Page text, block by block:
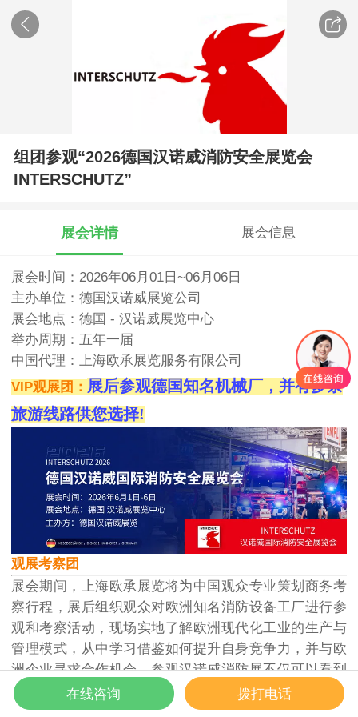
组团参观“2026德国汉诺威消防安全展览会
INTERSCHUTZ”
展会详情 展会信息
展会时间：2026年06月01日~06月06日
主办单位：德国汉诺威展览公司
展会地点：德国 - 汉诺威展览中心
举办周期：五年一届
中国代理：上海欧承展览服务有限公司
VIP观展团： 展后参观德国知名机械厂，并有多条
旅游线路供您选择!
观展考察团
展会期间，上海欧承展览将为中国观众专业策划商务考
察行程，展后组织观众对欧洲知名消防设备工厂进行参
观和考察活动，现场实地了解欧洲现代化工业的生产与
管理模式，从中学习借鉴如何提升自身竞争力，并与欧
洲企业寻求合作机会。参观汉诺威消防展不仅可以看到
最新的创新产品和技术，还能与业内同行企业家们面对
面交流，也是了解国际贸易与合作的重要场所。无论是
在线咨询 拨打电话